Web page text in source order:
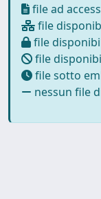
file ad
file
file
file
file sotto
nessun file